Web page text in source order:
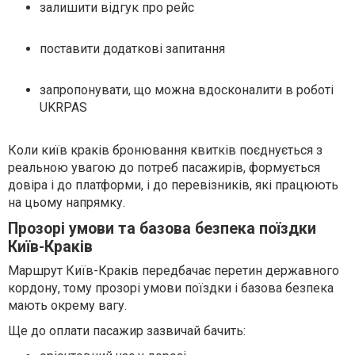
залишити відгук про рейс
поставити додаткові запитання
запропонувати, що можна вдосконалити в роботі
UKRPAS
Коли київ краків бронювання квитків поєднується з
реальною увагою до потреб пасажирів, формується
довіра і до платформи, і до перевізників, які працюють
на цьому напрямку.
Прозорі умови та базова безпека поїздки
Київ-Краків
Маршрут Київ-Краків передбачає перетин державного
кордону, тому прозорі умови поїздки і базова безпека
мають окрему вагу.
Ще до оплати пасажир зазвичай бачить: